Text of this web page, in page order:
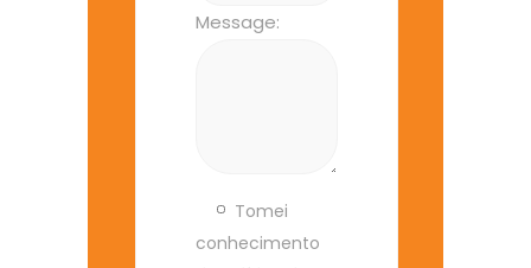
Message:
Tomei
conhecimento